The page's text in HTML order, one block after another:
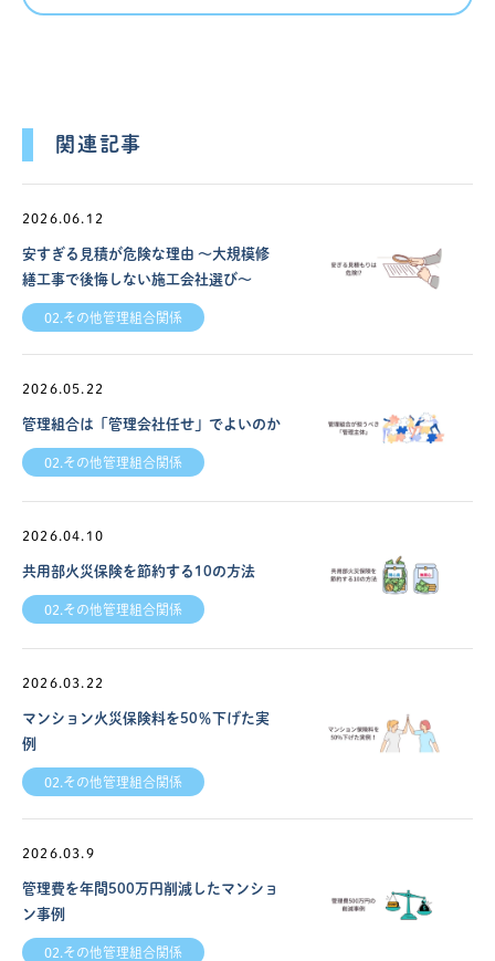
関連記事
2026.06.12
安すぎる見積が危険な理由 ～大規模修
繕工事で後悔しない施工会社選び～
02.その他管理組合関係
2026.05.22
管理組合は「管理会社任せ」でよいのか
02.その他管理組合関係
2026.04.10
共用部火災保険を節約する10の方法
02.その他管理組合関係
2026.03.22
マンション火災保険料を50％下げた実
例
02.その他管理組合関係
2026.03.9
管理費を年間500万円削減したマンショ
ン事例
02.その他管理組合関係